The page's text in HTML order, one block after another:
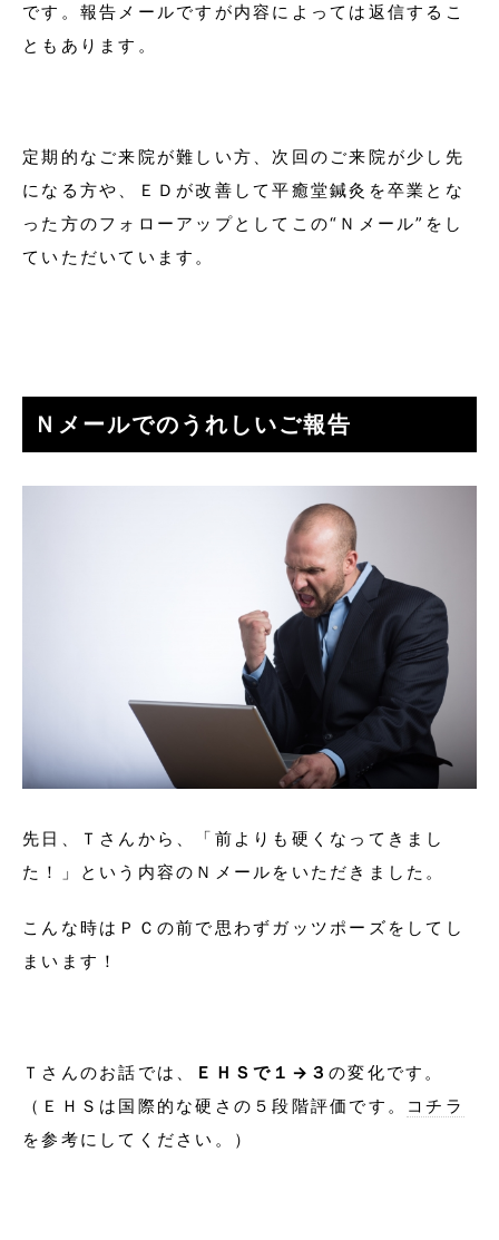
です。報告メールですが内容によっては返信するこ
ともあります。
定期的なご来院が難しい方、次回のご来院が少し先
になる方や、ＥＤが改善して平癒堂鍼灸を卒業とな
った方のフォローアップとしてこの“Ｎメール”をし
ていただいています。
Ｎメールでのうれしいご報告
先日、Ｔさんから、「前よりも硬くなってきまし
た！」という内容のＮメールをいただきました。
こんな時はＰＣの前で思わずガッツポーズをしてし
まいます！
Ｔさんのお話では、 ＥＨＳで１→３ の変化です。
（ＥＨＳは国際的な硬さの５段階評価です。
コチラ
を参考にしてください。）